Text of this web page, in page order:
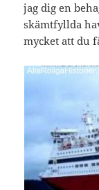
jag dig en
skämtfyllda
mycket att du